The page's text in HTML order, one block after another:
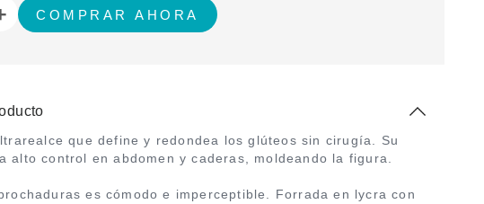
que define y redondea los glúteos sin cirugía. Su
alto control en abdomen y caderas, moldeando la figura.
es cómodo e imperceptible. Forrada en lycra con